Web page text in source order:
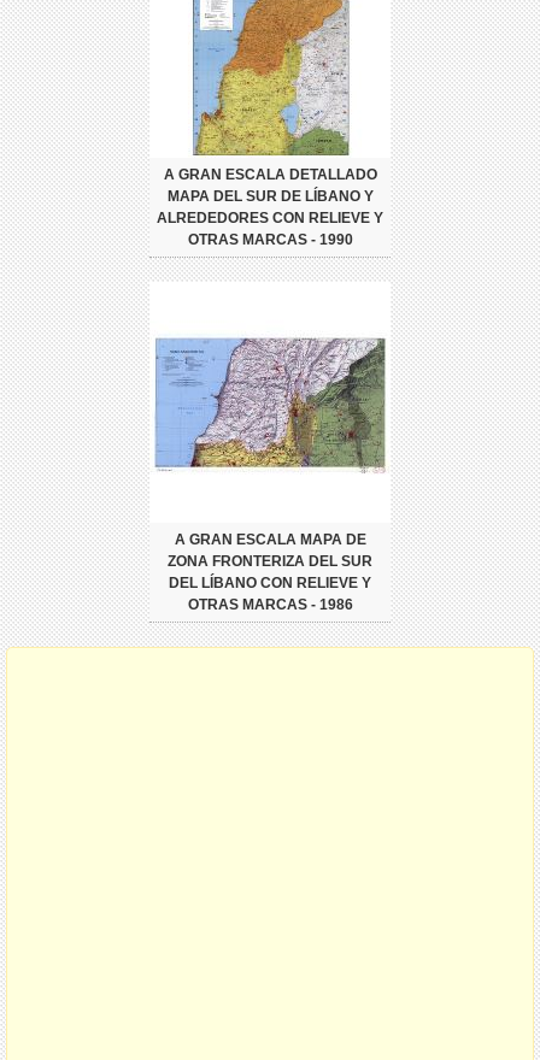
A GRAN ESCALA DETALLADO
MAPA DEL SUR DE LÍBANO Y
ALREDEDORES CON RELIEVE Y
OTRAS MARCAS - 1990
A GRAN ESCALA MAPA DE
ZONA FRONTERIZA DEL SUR
DEL LÍBANO CON RELIEVE Y
OTRAS MARCAS - 1986